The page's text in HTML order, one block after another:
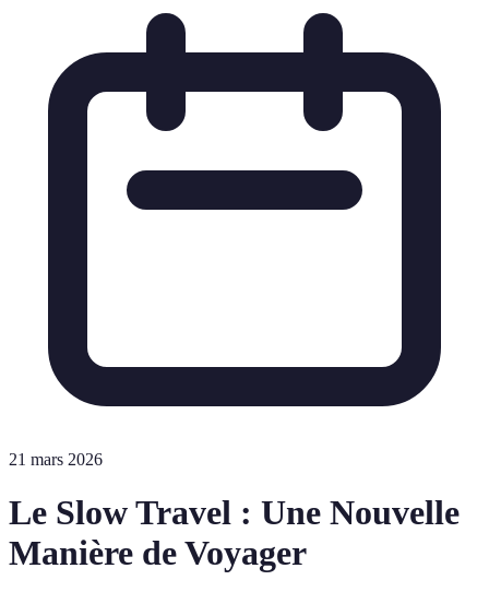
21 mars 2026
Le Slow Travel : Une Nouvelle
Manière de Voyager